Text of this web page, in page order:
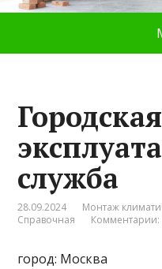
служба
28.09.2024 Монтаж
Справочная
Комментарии:
город: Москва